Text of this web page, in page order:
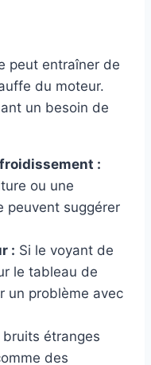
peut entraîner de
du moteur.
un besoin de
:
ou une
peuvent suggérer
: Si le voyant de
le tableau de
un problème avec
bruits étranges
des